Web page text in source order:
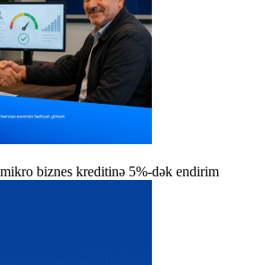
biznes kreditinə 5%-dək endirim